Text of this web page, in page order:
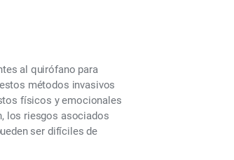
al quirófano para
métodos invasivos
físicos y emocionales
los riesgos asociados
ser difíciles de